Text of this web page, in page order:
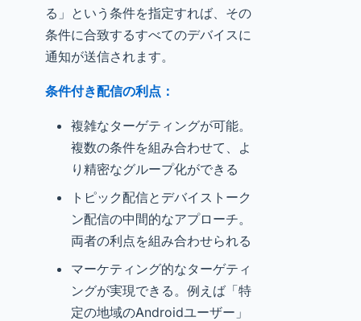
る」という条件を指定すれば、その
条件に合致するすべてのデバイスに
通知が送信されます。
条件付き配信の利点：
複雑なターゲティングが可能。
複数の条件を組み合わせて、よ
り精密なグループ化ができる
トピック配信とデバイストーク
ン配信の中間的なアプローチ。
両者の利点を組み合わせられる
マーケティング的なターゲティ
ングが実現できる。例えば「特
定の地域のAndroidユーザー」